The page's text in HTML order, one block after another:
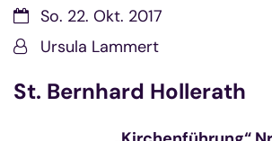
Datum:So. 22. Okt. 2017
Von:Ursula Lammert
St. Bernhard Hollerath